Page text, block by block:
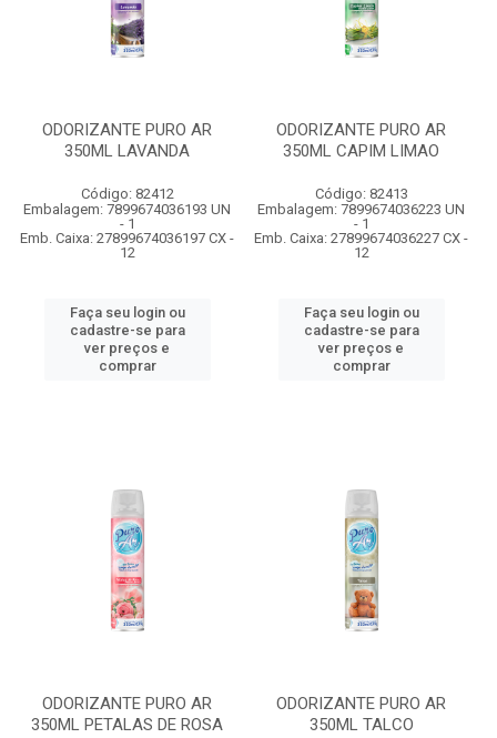
ODORIZANTE PURO AR
350ML LAVANDA
Código: 82412
Embalagem: 7899674036193 UN
- 1
Emb. Caixa: 27899674036197 CX -
12
Faça seu login ou
cadastre-se para
ver preços e
comprar
ODORIZANTE PURO AR
350ML CAPIM LIMAO
Código: 82413
Embalagem: 7899674036223 UN
- 1
Emb. Caixa: 27899674036227 CX -
12
Faça seu login ou
cadastre-se para
ver preços e
comprar
ODORIZANTE PURO AR
350ML PETALAS DE ROSA
ODORIZANTE PURO AR
350ML TALCO